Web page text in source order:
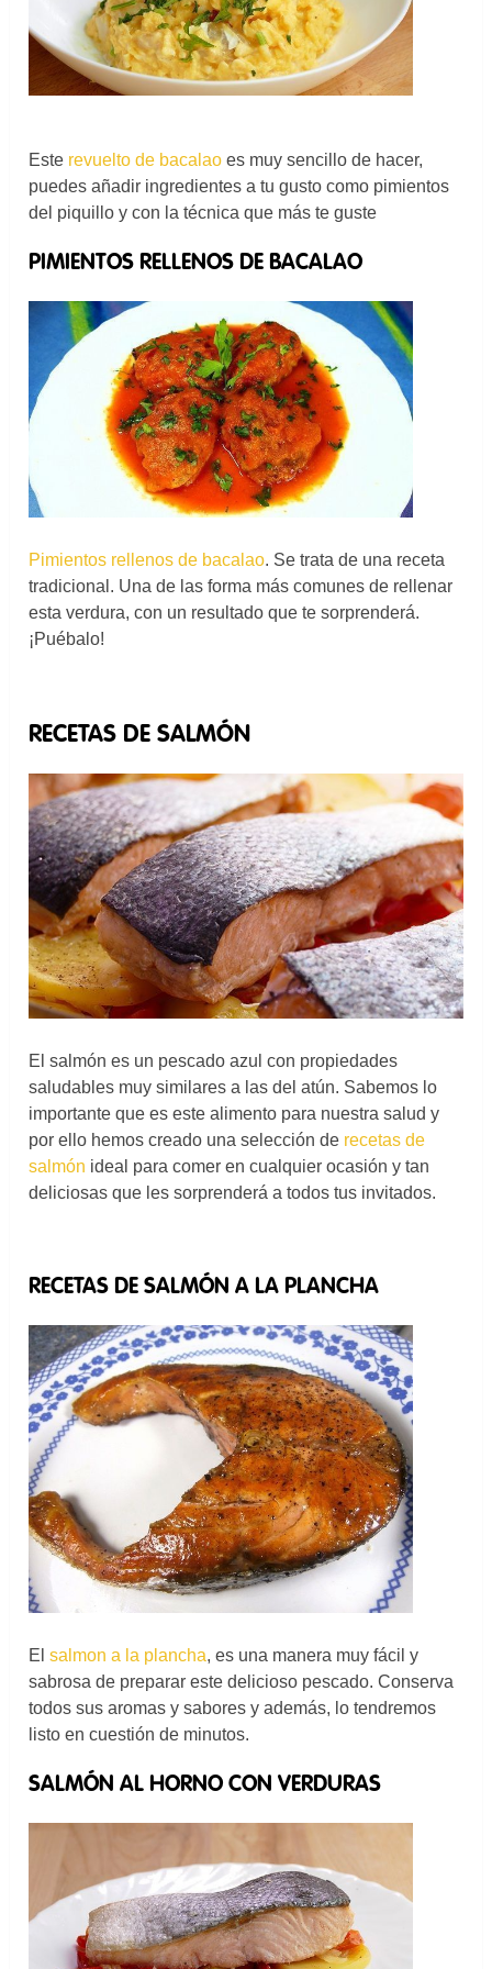
Este revuelto de bacalao es muy sencillo de hacer,
puedes añadir ingredientes a tu gusto como pimientos
del piquillo y con la técnica que más te guste
PIMIENTOS RELLENOS DE BACALAO
Pimientos rellenos de bacalao. Se trata de una receta
tradicional. Una de las forma más comunes de rellenar
esta verdura, con un resultado que te sorprenderá.
¡Puébalo!
RECETAS DE SALMÓN
El salmón es un pescado azul con propiedades
saludables muy similares a las del atún. Sabemos lo
importante que es este alimento para nuestra salud y
por ello hemos creado una selección de recetas de
salmón ideal para comer en cualquier ocasión y tan
deliciosas que les sorprenderá a todos tus invitados.
RECETAS DE SALMÓN A LA PLANCHA
Elsalmon a la plancha, es una manera muy fácil y
sabrosa de preparar este delicioso pescado. Conserva
todos sus aromas y sabores y además, lo tendremos
listo en cuestión de minutos.
SALMÓN AL HORNO CON VERDURAS